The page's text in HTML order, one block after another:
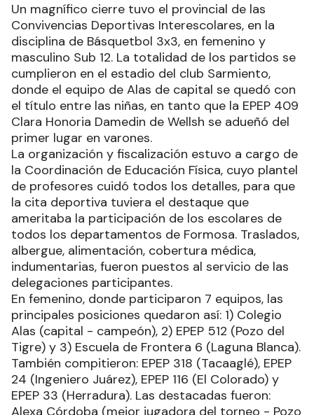
Un magnífico cierre tuvo el provincial de las
Convivencias Deportivas Interescolares, en la
disciplina de Básquetbol 3x3, en femenino y
masculino Sub 12. La totalidad de los partidos se
cumplieron en el estadio del club Sarmiento,
donde el equipo de Alas de capital se quedó con
el título entre las niñas, en tanto que la EPEP 409
Clara Honoria Damedin de Wellsh se adueñó del
primer lugar en varones.
La organización y fiscalización estuvo a cargo de
la Coordinación de Educación Física, cuyo plantel
de profesores cuidó todos los detalles, para que
la cita deportiva tuviera el destaque que
ameritaba la participación de los escolares de
todos los departamentos de Formosa. Traslados,
albergue, alimentación, cobertura médica,
indumentarias, fueron puestos al servicio de las
delegaciones participantes.
En femenino, donde participaron 7 equipos, las
principales posiciones quedaron así: 1) Colegio
Alas (capital - campeón), 2) EPEP 512 (Pozo del
Tigre) y 3) Escuela de Frontera 6 (Laguna Blanca).
También compitieron: EPEP 318 (Tacaaglé), EPEP
24 (Ingeniero Juárez), EPEP 116 (El Colorado) y
EPEP 33 (Herradura). Las destacadas fueron: